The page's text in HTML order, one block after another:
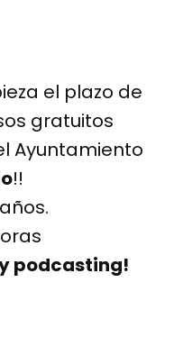
el plazo de
gratuitos
Ayuntamiento
!!
podcasting!